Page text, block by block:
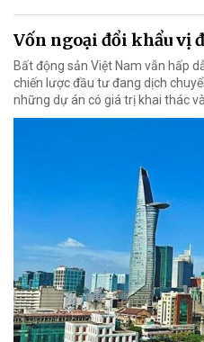
Vốn ngoại đổi khẩu vị
Bất động sản Việt Nam vẫn hấp
chiến lược đầu tư đang dịch
những dự án có giá trị khai thác